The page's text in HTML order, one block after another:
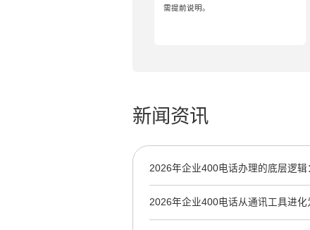
需提前说明。
新闻资讯
2026年企业400电话办理的底层逻辑
AI时代数字资产
2026年企业400电话从通讯工具进化